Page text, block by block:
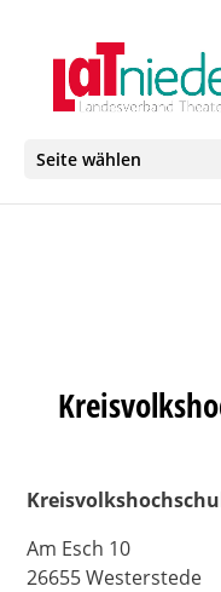
Seite wählen
Am Esch 10
26655 Westerstede